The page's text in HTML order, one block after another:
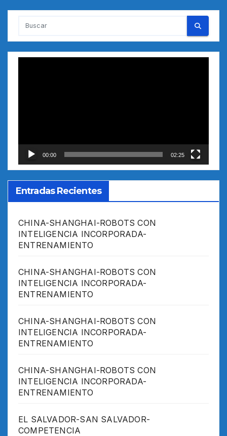
00:00 02:25
Entradas Recientes
CHINA-SHANGHAI-ROBOTS CON
INTELIGENCIA INCORPORADA-
ENTRENAMIENTO
CHINA-SHANGHAI-ROBOTS CON
INTELIGENCIA INCORPORADA-
ENTRENAMIENTO
CHINA-SHANGHAI-ROBOTS CON
INTELIGENCIA INCORPORADA-
ENTRENAMIENTO
CHINA-SHANGHAI-ROBOTS CON
INTELIGENCIA INCORPORADA-
ENTRENAMIENTO
EL SALVADOR-SAN SALVADOR-
COMPETENCIA